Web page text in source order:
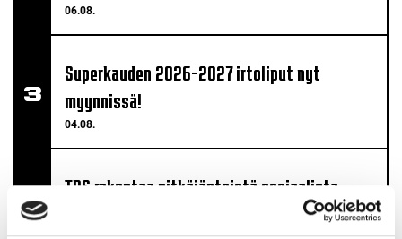
06.08.
04.08.
Superkauden 2026-2027 irtoliput nyt
myynnissä!
TPS rakentaa pitkäjänteistä sosiaalista
vaikuttavuutta "Haluamme olla vastuullinen ja